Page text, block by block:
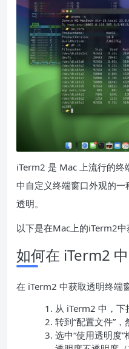
iTerm2 是 Mac 上流行的
中自定义终端窗口外观的
透明。
以下是在Mac上的iTerm2中
如何在 iTerm2
在 iTerm2 中获取透明终端
从 iTerm2 中，下
转到“配置文件”，
选中“使用透明度